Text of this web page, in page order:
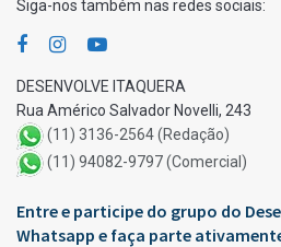
Siga-nos também nas redes sociais:
DESENVOLVE ITAQUERA
Rua Américo Salvador Novelli, 243
(11) 3136-2564 (Redação)
(11) 94082-9797 (Comercial)
Entre e participe do grupo do
Whatsapp e faça parte